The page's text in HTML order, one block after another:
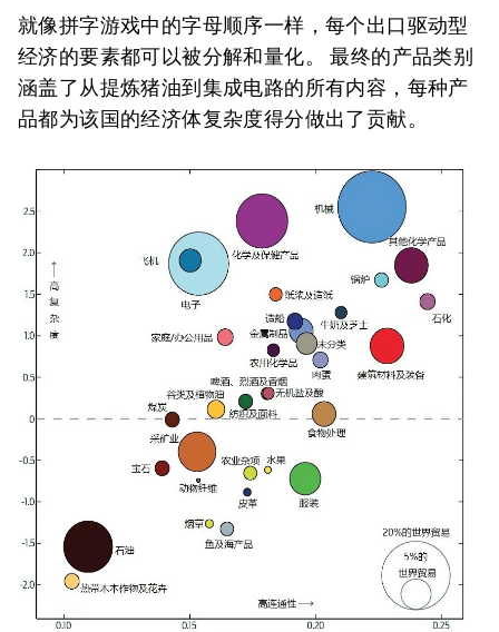
就像拼字游戏中的字母顺序一样，每个出口驱动型
经济的要素都可以被分解和量化。 最终的产品类别
涵盖了从提炼猪油到集成电路的所有内容，每种产
品都为该国的经济体复杂度得分做出了贡献。